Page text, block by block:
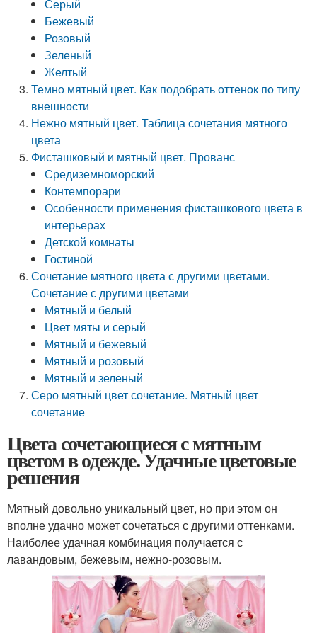
Серый
Бежевый
Розовый
Зеленый
Желтый
Темно мятный цвет. Как подобрать оттенок по типу
внешности
Нежно мятный цвет. Таблица сочетания мятного
цвета
Фисташковый и мятный цвет. Прованс
Средиземноморский
Контемпорари
Особенности применения фисташкового цвета в
интерьерах
Детской комнаты
Гостиной
Сочетание мятного цвета с другими цветами.
Сочетание с другими цветами
Мятный и белый
Цвет мяты и серый
Мятный и бежевый
Мятный и розовый
Мятный и зеленый
Серо мятный цвет сочетание. Мятный цвет
сочетание
Цвета сочетающиеся с мятным
цветом в одежде. Удачные цветовые
решения
Мятный довольно уникальный цвет, но при этом он
вполне удачно может сочетаться с другими оттенками.
Наиболее удачная комбинация получается с
лавандовым, бежевым, нежно-розовым.